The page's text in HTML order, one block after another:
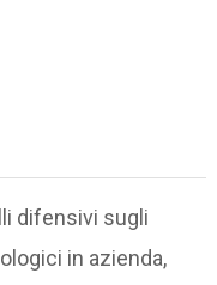
difensivi sugli
in azienda,